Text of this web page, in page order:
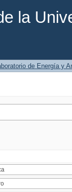
la
de Energía y